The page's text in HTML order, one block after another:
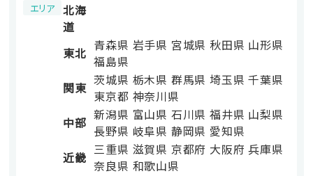
エリア
北海
道
東北 青森県 岩手県 宮城県 秋田県 山形県
福島県
関東 茨城県 栃木県 群馬県 埼玉県 千葉県
東京都 神奈川県
中部 新潟県 富山県 石川県 福井県 山梨県
長野県 岐阜県 静岡県 愛知県
近畿 三重県 滋賀県 京都府 大阪府 兵庫県
奈良県 和歌山県